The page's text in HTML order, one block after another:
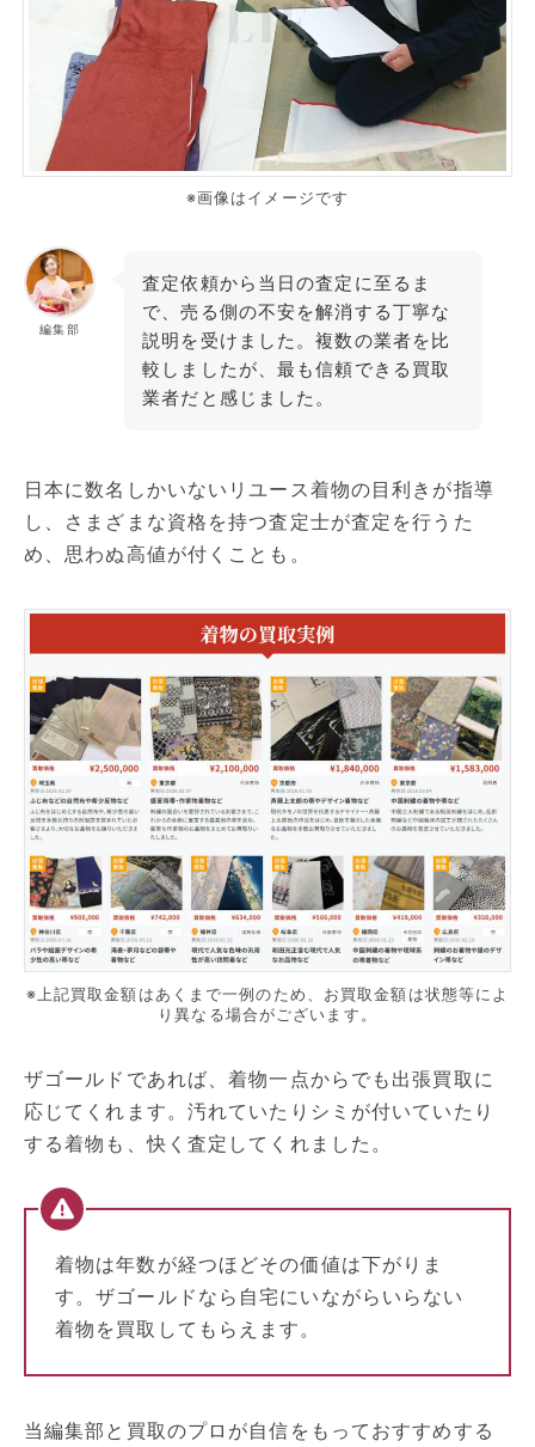
※画像はイメージです
編集部
査定依頼から当日の査定に至るま
で、売る側の不安を解消する丁寧な
説明を受けました。複数の業者を比
較しましたが、最も信頼できる買取
業者だと感じました。
日本に数名しかいないリユース着物の目利きが指導
し、さまざまな資格を持つ査定士が査定を行うた
め、思わぬ高値が付くことも。
※上記買取金額はあくまで一例のため、お買取金額は状態等によ
り異なる場合がございます。
ザゴールドであれば、着物一点からでも出張買取に
応じてくれます。汚れていたりシミが付いていたり
する着物も、快く査定してくれました。
着物は年数が経つほどその価値は下がりま
す。ザゴールドなら自宅にいながらいらない
着物を買取してもらえます。
当編集部と買取のプロが自信をもっておすすめする